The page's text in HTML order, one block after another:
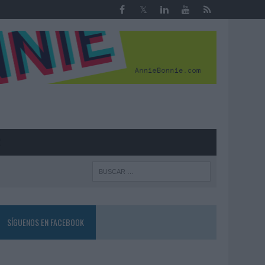
SÍGUENOS EN FACEBOOK